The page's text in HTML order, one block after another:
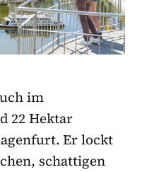
im
22 Hektar
Er lockt
schattigen